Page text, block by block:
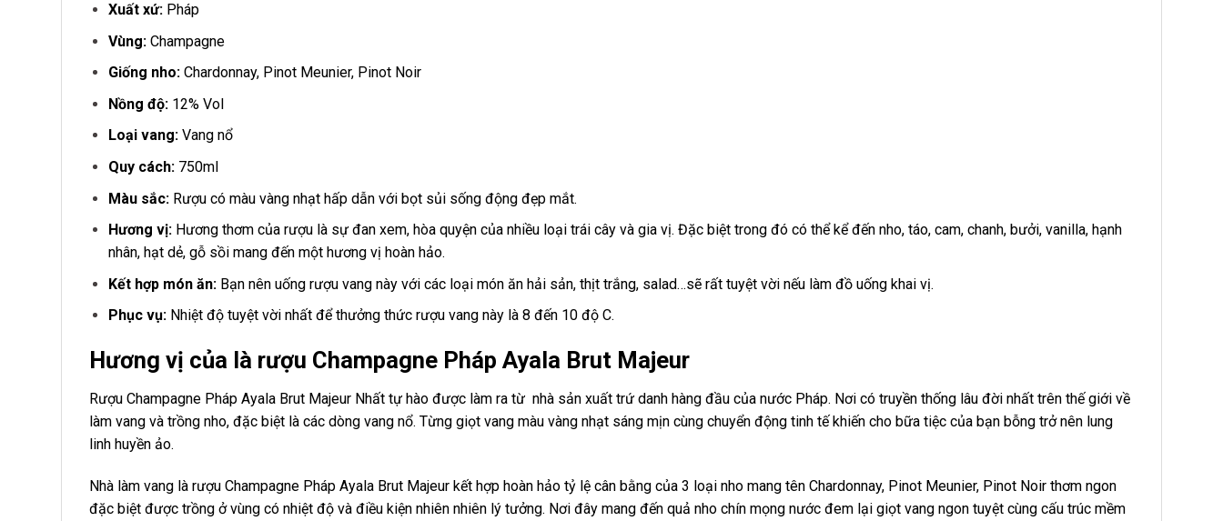
Xuất xứ: Pháp
Vùng: Champagne
Giống nho: Chardonnay, Pinot Meunier, Pinot Noir
Nồng độ: 12% Vol
Loại vang:Vang nổ
Quy cách: 750ml
Màu sắc:Rượu có màu vàng nhạt hấp dẫn với bọt sủi sống động đẹp mắt.
Hương vị: Hương thơm của rượu là sự đan xem, hòa quyện của nhiều loại trái cây và gia vị. Đặc biệt trong đó có thể kể đến nho, táo, cam, chanh, bưởi, vanilla, hạnh
nhân, hạt dẻ, gỗ sồi mang đến một hương vị hoàn hảo.
Kết hợp món ăn: Bạn nên uống rượu vang này với các loại món ăn hải sản, thịt trắng, salad…sẽ rất tuyệt vời nếu làm đồ uống khai vị.
Phục vụ: Nhiệt độ tuyệt vời nhất để thưởng thức rượu vang này là 8 đến 10 độ C.
Hương vị của là rượu Champagne Pháp Ayala Brut Majeur
Rượu Champagne Pháp Ayala Brut Majeur Nhất tự hào được làm ra từ nhà sản xuất trứ danh hàng đầu của nước Pháp. Nơi có truyền thống lâu đời nhất trên thế giới về
làm vang và trồng nho, đặc biệt là các dòng vang nổ. Từng giọt vang màu vàng nhạt sáng mịn cùng chuyển động tinh tế khiến cho bữa tiệc của bạn bỗng trở nên lung
linh huyền ảo.
Nhà làm vang là rượu Champagne Pháp Ayala Brut Majeur kết hợp hoàn hảo tỷ lệ cân bằng của 3 loại nho mang tên Chardonnay, Pinot Meunier, Pinot Noir thơm ngon
đặc biệt được trồng ở vùng có nhiệt độ và điều kiện nhiên nhiên lý tưởng. Nơi đây mang đến quả nho chín mọng nước đem lại giọt vang ngon tuyệt cùng cấu trúc mềm